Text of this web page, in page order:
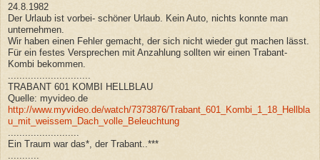
24.8.1982
Der Urlaub ist vorbei- schöner Urlaub. Kein Auto, nichts konnte man
unternehmen.
Wir haben einen Fehler gemacht, der sich nicht wieder gut machen lässt.
Für ein festes Versprechen mit Anzahlung sollten wir einen Trabant-
Kombi bekommen.
TRABANT 601 KOMBI HELLBLAU
Quelle: myvideo.de
http://www.myvideo.de/watch/7373876/Trabant_601_Kombi_1_18_Hellbla
u_mit_weissem_Dach_volle_Beleuchtung
Ein Traum war das*, der Trabant..***